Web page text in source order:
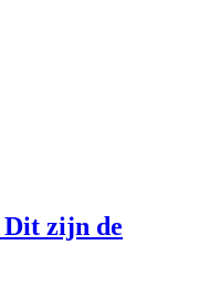
Dit zijn de